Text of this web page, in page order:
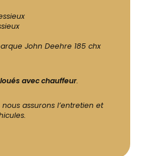
John Deehre 185 chx
avec chauffeur.
assurons l’entretien et